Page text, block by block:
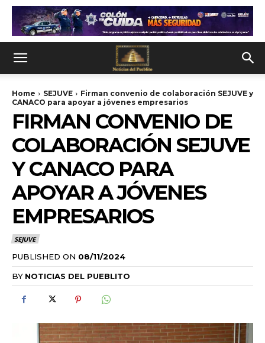
Home SEJUVE
Firman convenio de colaboración SEJUVE y
CANACO para apoyar a jóvenes empresarios
FIRMAN CONVENIO DE
COLABORACIÓN SEJUVE
Y CANACO PARA
APOYAR A JÓVENES
EMPRESARIOS
SEJUVE
PUBLISHED ON 08/11/2024
BY NOTICIAS DEL PUEBLITO